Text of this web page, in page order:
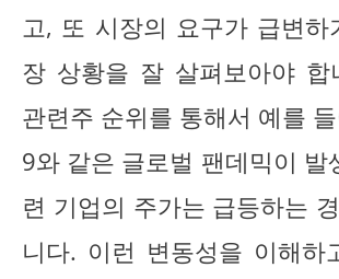
고, 또 시장의 요구가 급변하
장 상황을 잘 살펴보아야 합
관련주 순위를 통해서 예를
9와 같은 글로벌 팬데믹이 발
련 기업의 주가는 급등하는
니다. 이런 변동성을 이해하